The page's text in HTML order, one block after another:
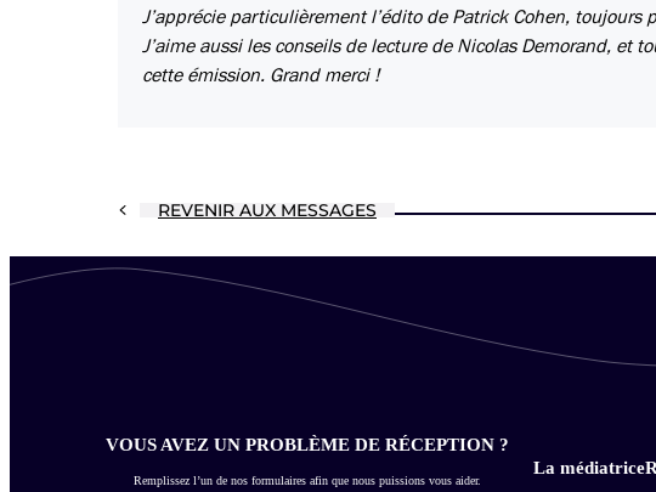
J’apprécie particulièrement l’édito de Patrick Cohen,
J’aime aussi les conseils de lecture de Nicolas Demorand, et
cette émission. Grand merci !
REVENIR AUX MESSAGES
VOUS AVEZ UN PROBLÈME DE RÉCEPTION ?
Remplissez l’un de nos formulaires afin que nous puissions vous aider.
La médiatrice